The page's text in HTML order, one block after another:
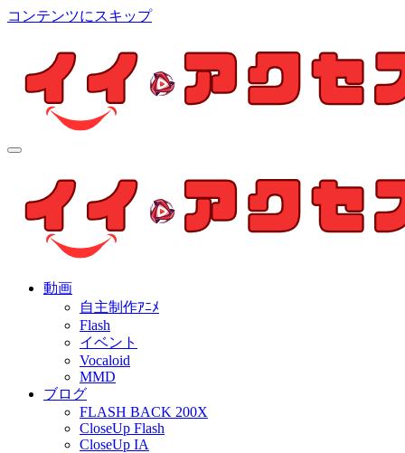
コンテンツにスキップ
個人制作アニメを中心とした動画紹介ブログ
動画
自主制作ｱﾆﾒ
Flash
イベント
Vocaloid
MMD
ブログ
FLASH BACK 200X
CloseUp Flash
CloseUp IA